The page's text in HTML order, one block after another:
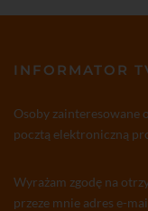
INFORMATOR
Osoby zainteresowane
pocztą elektroniczną
Wyrażam zgodę na
przeze mnie adres e-